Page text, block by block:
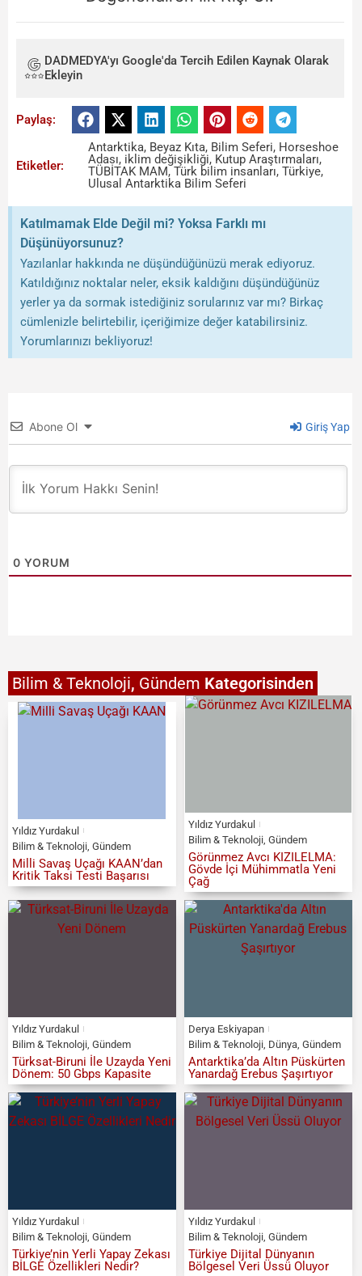
DADMEDYA'yı Google'da Tercih Edilen Kaynak Olarak
Ekleyin
Paylaş:
Etiketler:
Antarktika, Beyaz Kıta, Bilim Seferi, Horseshoe
Adası, iklim değişikliği, Kutup Araştırmaları,
TÜBİTAK MAM,Türk bilim insanları,Türkiye,
Ulusal Antarktika Bilim Seferi
Katılmamak Elde Değil mi? Yoksa Farklı mı
Düşünüyorsunuz?
Yazılanlar hakkında ne düşündüğünüzü merak ediyoruz.
Katıldığınız noktalar neler, eksik kaldığını düşündüğünüz
yerler ya da sormak istediğiniz sorularınız var mı? Birkaç
cümlenizle belirtebilir, içeriğimize değer katabilirsiniz.
Yorumlarınızı bekliyoruz!
Abone Ol Giriş Yap
0 YORUM
Bilim & Teknoloji, Gündem Kategorisinden
Yıldız Yurdakul
Bilim & Teknoloji Gündem
Milli Savaş Uçağı KAAN’dan
Kritik Taksi Testi Başarısı
Yıldız Yurdakul
Bilim & Teknoloji, Gündem
Görünmez Avcı KIZILELMA:
Gövde İçi Mühimmatla Yeni
Çağ
Yıldız Yurdakul
Bilim & Teknoloji, Gündem
Türksat-Biruni İle Uzayda Yeni
Dönem: 50 Gbps Kapasite
Derya Eskiyapan
Bilim & Teknoloji, Dünya, Gündem
Antarktika’da Altın Püskürten
Yanardağ Erebus Şaşırtıyor
Yıldız Yurdakul
Bilim & Teknoloji, Gündem
Türkiye’nin Yerli Yapay Zekası
BİLGE Özellikleri Nedir?
Yıldız Yurdakul
Bilim & Teknoloji, Gündem
Türkiye Dijital Dünyanın
Bölgesel Veri Üssü Oluyor